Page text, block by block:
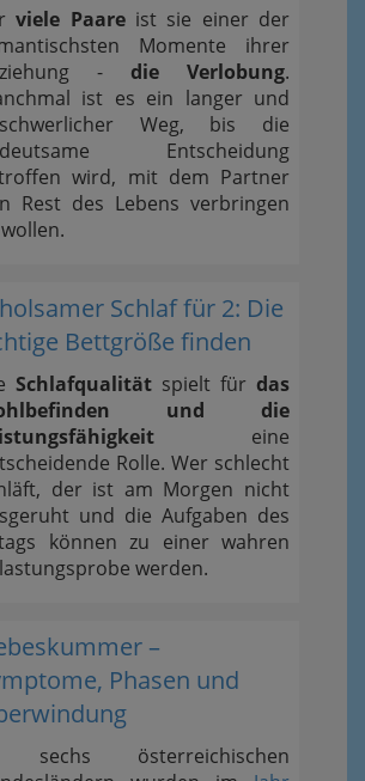
viele Paareist sie einer der
Momente ihrer
- die Verlobung.
ist es ein langer und
Weg, bis die
Entscheidung
wird, mit dem Partner
Rest des Lebens verbringen
Schlaf für 2: Die
Bettgröße finden
Schlafqualität spielt für das
und die
eine
Rolle. Wer schlecht
der ist am Morgen nicht
und die Aufgaben des
können zu einer wahren
werden.
–
Phasen und
sechs österreichischen